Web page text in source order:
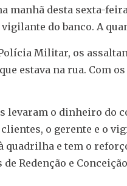
manhã desta sexta-
vigilante do banco. A
Militar, os
estava na rua. Com
levaram o dinheiro do
o gerente e o
quadrilha e tem o
de Redenção e